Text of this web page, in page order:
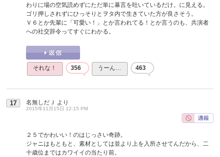
わりに場の空気読めずにただ単に暴言を吐いているだけ。に見える。
ゴリ押しされずにひっそりとヲタ内で生きていた方が良さそう。
Ｖ６とか先輩に「可愛い！」とか言われてる！とか言うのも、共演者
への社交辞令ってすぐにわかる。
それな！ 356 うーん… 463
17 名無しだＪ より
2015年11月15日 12:15 PM
２５でかわいい！のはじっさい奇跡。
ジャニはもともと、素材としては並より上を入所させてんだから、二
十歳位まではカワイイの当たり前。